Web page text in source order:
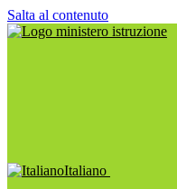
Salta al contenuto
Italiano